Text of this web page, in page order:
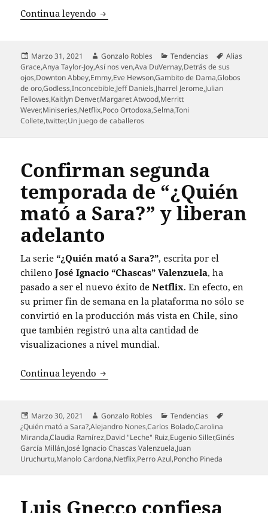
Continua leyendo Netfilx recomienda 8 miniseries para
Publicado
el
Marzo 31, 2021 Autor
Gonzalo Robles Categorías
Tendencias Etiquetas
Alias
Grace,Anya Taylor-Joy,Así nos ven,Ava DuVernay,Detrás de sus
ojos,Downton Abbey,Emmy,Eve Hewson,Gambito de Dama,Globos
de oro,Godless,Inconcebible,Jeff Daniels,Jharrel Jerome,Julian
Fellowes,Kaitlyn Denver,Margaret Atwood,Merritt
Wever,Miniseries,Netflix,Poco Ortodoxa,Selma,Toni
Collete,twitter,Un juego de caballeros
Confirman segunda
temporada de “¿Quién
mató a Sara?” y liberan
adelanto
La serie“¿Quién mató a Sara?”, escrita por el
chilenoJosé Ignacio “Chascas” Valenzuela, ha
pasado a ser el nuevo éxito deNetflix. En efecto, en
su primer fin de semana en la plataforma no sólo se
convirtió en la producción más vista en Chile, sino
que también registró una alta cantidad de
visualizaciones a nivel mundial.
Continua leyendo Confirman segunda temporada de
Publicado
el
Marzo 30, 2021 Autor
Gonzalo Robles Categorías
Tendencias
¿Quién mató a Sara?,Alejandro Nones,Carlos Bolado,Carolina
Miranda,Claudia Ramírez,David "Leche" Ruiz,Eugenio Siller,Ginés
García Millán,José Ignacio Chascas Valenzuela,Juan
Uruchurtu,Manolo Cardona,Netflix,Perro Azul,Poncho Pineda
Luis Gnecco confiesa